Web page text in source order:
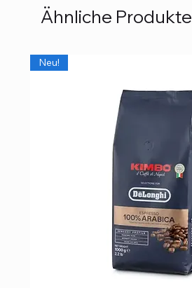
Ähnliche Produkte
Neu!